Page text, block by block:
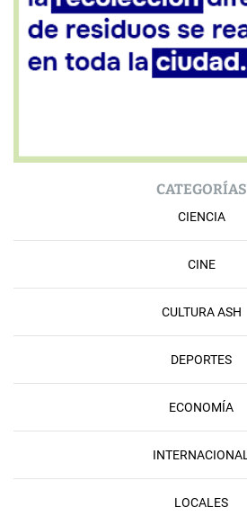
CATEGORÍAS
CIENCIA
CINE
CULTURA ASH
DEPORTES
ECONOMÍA
INTERNACIONAL
LOCALES